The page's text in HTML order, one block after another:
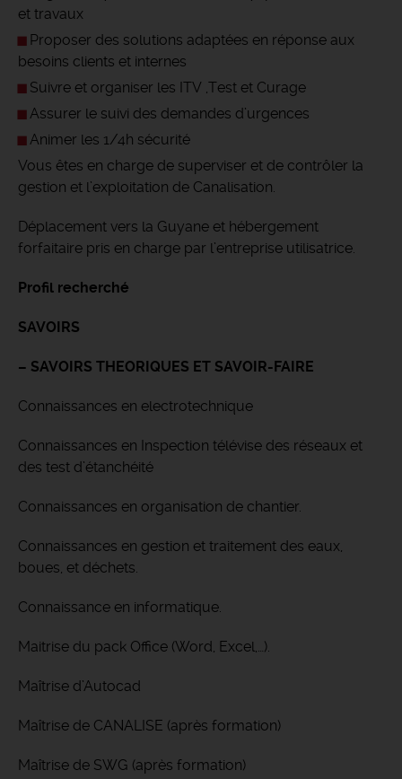
et travaux
Proposer des solutions adaptées en réponse aux
besoins clients et internes
Suivre et organiser les ITV ,Test et Curage
Assurer le suivi des demandes d’urgences
Animer les 1/4h sécurité
Vous êtes en charge de superviser et de contrôler la
gestion et l’exploitation de Canalisation.
Déplacement vers la Guyane et hébergement
forfaitaire pris en charge par l’entreprise utilisatrice.
Profil recherché
SAVOIRS
– SAVOIRS THEORIQUES ET SAVOIR-FAIRE
Connaissances en electrotechnique
Connaissances en Inspection télévise des réseaux et
des test d’étanchéité
Connaissances en organisation de chantier.
Connaissances en gestion et traitement des eaux,
boues, et déchets.
Connaissance en informatique.
Maitrise du pack Office (Word, Excel,…).
Maîtrise d’Autocad
Maîtrise de CANALISE (après formation)
Maîtrise de SWG (après formation)